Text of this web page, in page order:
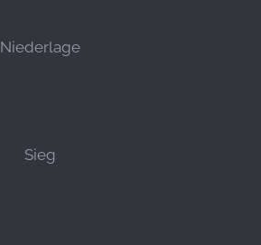
Niederlage
Sieg